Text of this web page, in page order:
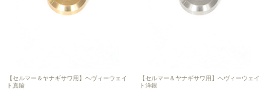
【セルマー＆ヤナギサワ用】ヘヴィーウェイ
ト真鍮
【セルマー＆ヤナギサワ用】ヘヴィーウェイ
ト洋銀